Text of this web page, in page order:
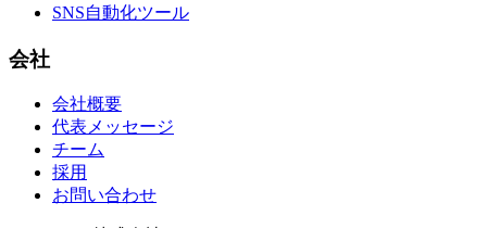
SNS自動化ツール
会社
会社概要
代表メッセージ
チーム
採用
お問い合わせ